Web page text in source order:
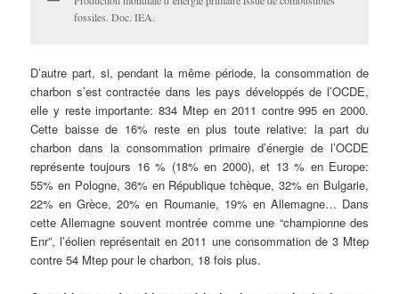
fossiles. Doc. IEA.
D’autre part, si, pendant la même période, la consommation de
charbon s’est contractée dans les pays développés de l’OCDE,
elle y reste importante: 834 Mtep en 2011 contre 995 en 2000.
Cette baisse de 16% reste en plus toute relative: la part du
charbon dans la consommation primaire d’énergie de l’OCDE
représente toujours 16 % (18% en 2000), et 13 % en Europe:
55% en Pologne, 36% en République tchèque, 32% en Bulgarie,
22% en Grèce, 20% en Roumanie, 19% en Allemagne… Dans
cette Allemagne souvent montrée comme une “championne des
Enr”, l’éolien représentait en 2011 une consommation de 3 Mtep
contre 54 Mtep pour le charbon, 18 fois plus.